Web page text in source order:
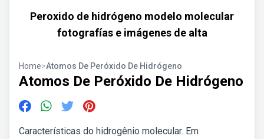
Peroxido de hidrógeno modelo molecular
fotografías e imágenes de alta
Home>Atomos De Peróxido De Hidrógeno
Atomos De Peróxido De Hidrógeno
Características do hidrogênio molecular. Em